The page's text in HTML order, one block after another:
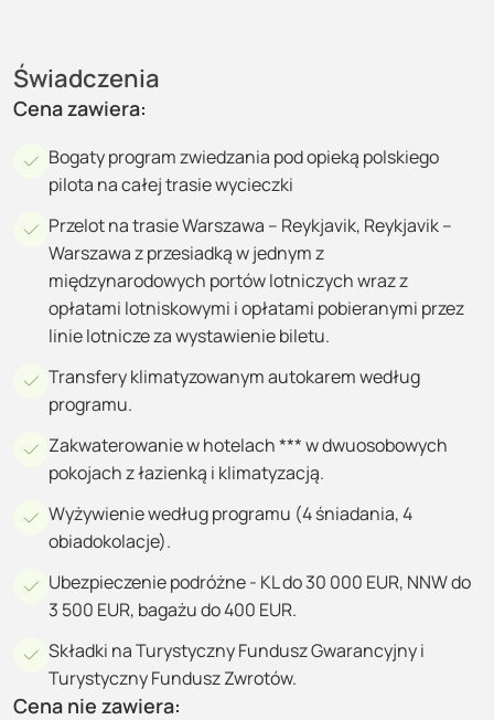
Świadczenia
Cena zawiera:
Bogaty program zwiedzania pod opieką polskiego
pilota na całej trasie wycieczki
Przelot na trasie Warszawa – Reykjavik, Reykjavik –
Warszawa z przesiadką w jednym z
międzynarodowych portów lotniczych wraz z
opłatami lotniskowymi i opłatami pobieranymi przez
linie lotnicze za wystawienie biletu.
Transfery klimatyzowanym autokarem według
programu.
Zakwaterowanie w hotelach *** w dwuosobowych
pokojach z łazienką i klimatyzacją.
Wyżywienie według programu (4 śniadania, 4
obiadokolacje).
Ubezpieczenie podróżne - KL do 30 000 EUR, NNW do
3 500 EUR, bagażu do 400 EUR.
Składki na Turystyczny Fundusz Gwarancyjny i
Turystyczny Fundusz Zwrotów.
Cena nie zawiera: